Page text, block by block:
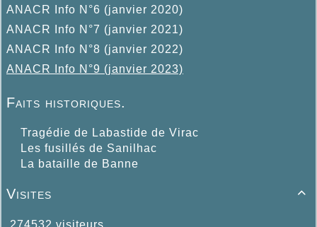
ANACR Info N°6 (janvier 2020)
ANACR Info N°7 (janvier 2021)
ANACR Info N°8 (janvier 2022)
ANACR Info N°9 (janvier 2023)
Faits historiques.
Tragédie de Labastide de Virac
Les fusillés de Sanilhac
La bataille de Banne

Visites